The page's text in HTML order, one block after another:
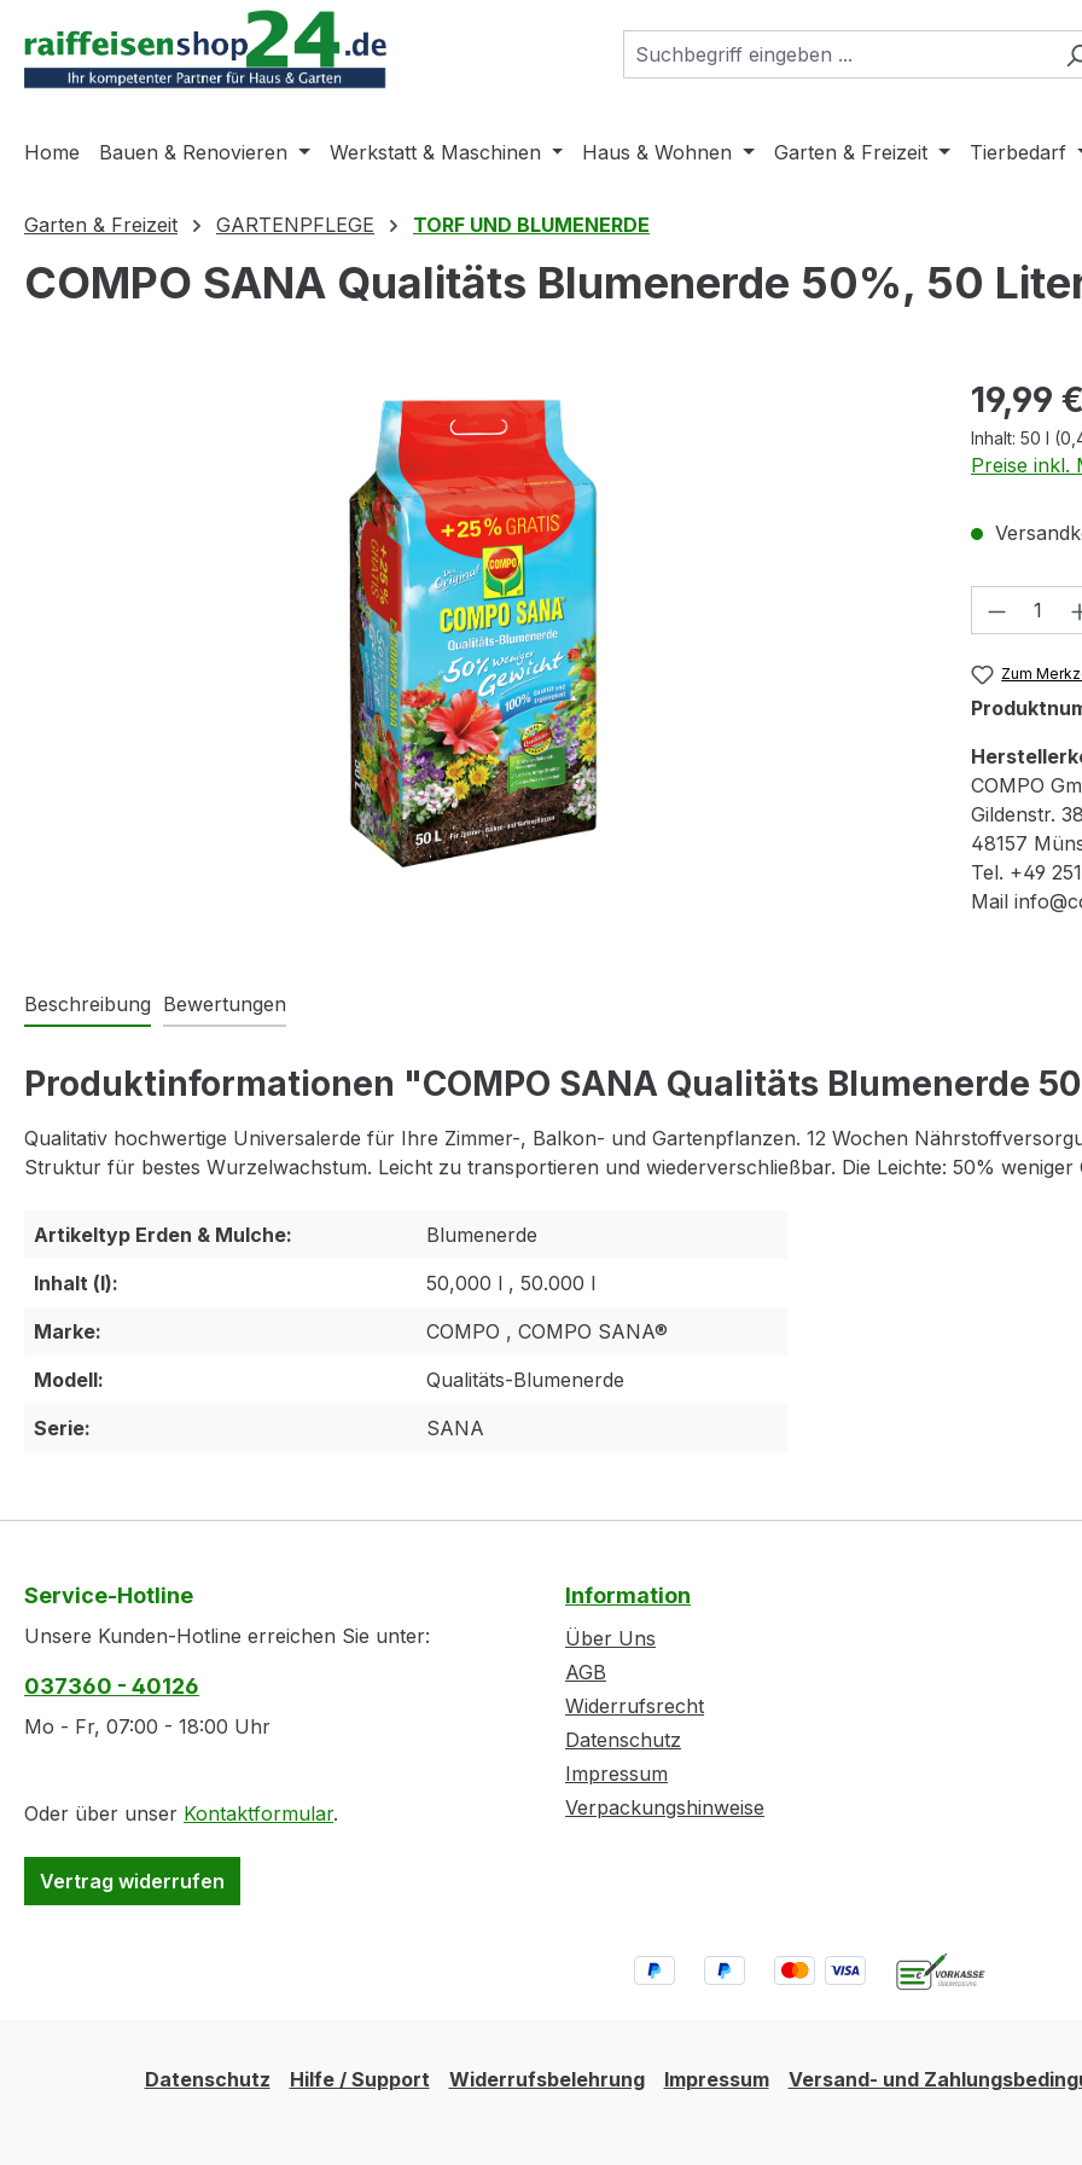
Hauptinhalt springen
Zur Suche springen
Zur Hauptnavigation springen
Home Bauen & Renovieren Werkstatt & Maschinen Haus & Wohnen Garten & Freizeit Tierbedarf
Garten & Freizeit GARTENPFLEGE TORF UND BLUMENERDE
COMPO SANA Qualitäts Blumenerde 50%, 50
Regulärer
19,99 €
Inhalt: 50 l
Preise inkl.
Zum
COMPO
Gildenstr. 38
48157
Tel. +49
Mail
Beschreibung Bewertungen
Produktinformationen "COMPO SANA Qualitäts Blumenerde
Qualitativ hochwertige Universalerde für Ihre Zimmer-, Balkon- und Gartenpflanzen. 12 Wochen
Struktur für bestes Wurzelwachstum. Leicht zu transportieren und wiederverschließbar. Die Leichte: 50% weniger
Artikeltyp Erden & Mulche:
Blumenerde
Inhalt (l):
50,000 l , 50.000 l
Marke:
COMPO , COMPO SANA®
Modell:
Qualitäts-Blumenerde
Serie:
SANA
Service-Hotline
Unsere Kunden-Hotline erreichen Sie unter:
037360 - 40126
Mo - Fr, 07:00 - 18:00 Uhr
Oder über unser Kontaktformular.
Vertrag widerrufen
Information
Über Uns
AGB
Widerrufsrecht
Datenschutz
Impressum
Verpackungshinweise
Datenschutz Hilfe / Support Widerrufsbelehrung Impressum Versand- und